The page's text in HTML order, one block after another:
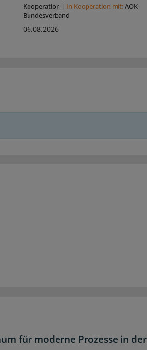
Kooperation | In Kooperation mit:AOK-
Bundesverband
06.08.2026
für moderne Prozesse in der